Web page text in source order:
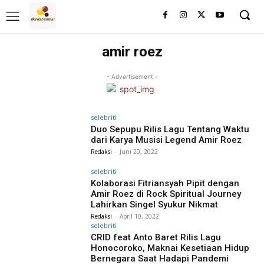
amir roez
- Advertisement -
selebriti
Duo Sepupu Rilis Lagu Tentang Waktu
dari Karya Musisi Legend Amir Roez
Redaksi - Juni 20, 2022
selebriti
Kolaborasi Fitriansyah Pipit dengan
Amir Roez di Rock Spiritual Journey
Lahirkan Singel Syukur Nikmat
Redaksi - April 10, 2022
selebriti
CRID feat Anto Baret Rilis Lagu
Honocoroko, Maknai Kesetiaan Hidup
Bernegara Saat Hadapi Pandemi